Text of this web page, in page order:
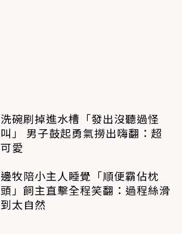
洗碗刷掉進水槽「發出沒聽過怪
叫」 男子鼓起勇氣撈出嗨翻：超
可愛
邊牧陪小主人睡覺「順便霸佔枕
頭」飼主直擊全程笑翻：過程絲滑
到太自然